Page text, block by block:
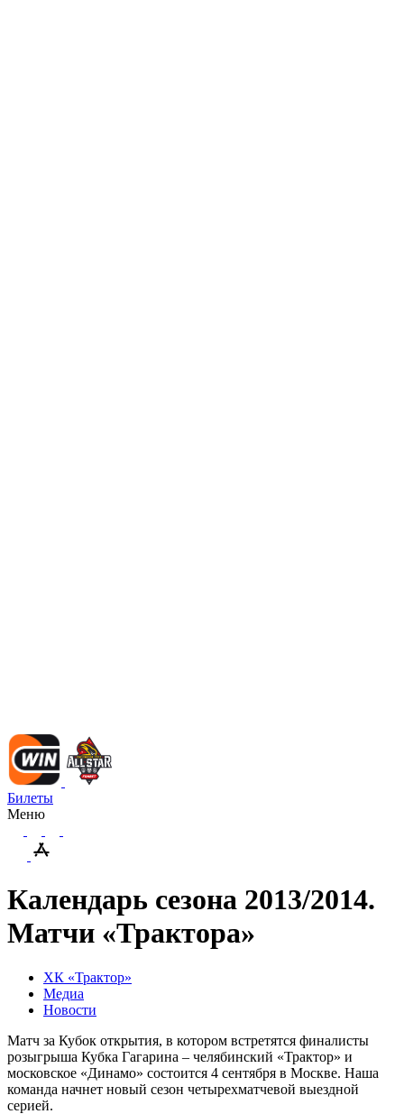
Билеты
Меню
Календарь сезона 2013/2014.
Матчи «Трактора»
ХК «Трактор»
Медиа
Новости
Матч за Кубок открытия, в котором встретятся финалисты
розыгрыша Кубка Гагарина – челябинский «Трактор» и
московское «Динамо» состоится 4 сентября в Москве. Наша
команда начнет новый сезон четырехматчевой выездной
серией.